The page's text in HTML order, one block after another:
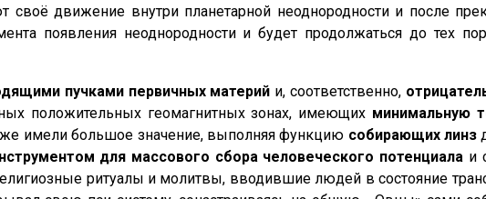
движение внутри планетарной неоднородности и после
появления неоднородности и будет продолжаться до тех
пучками первичных материй и, соответственно,
положительных геомагнитных зонах, имеющих минимальную
имели большое значение, выполняя функцию собирающих линз
для массового сбора человеческого потенциала и
ритуалы и молитвы, вводившие людей в состояние